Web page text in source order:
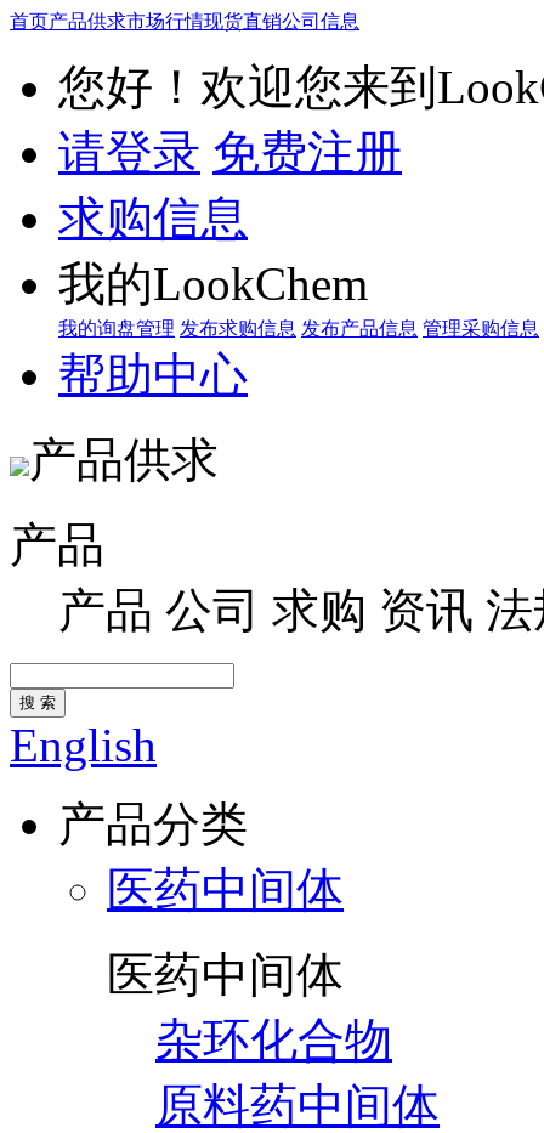
首页产品供求市场行情现货直销公司信息
您好！欢迎您来到
请登录 免费注册
求购信息
我的LookChem
我的询盘管理 发布求购信息 发布产品信息 管理采购信息
帮助中心
产品供求
产品
产品 公司 求购 资讯 法
搜 索
English
产品分类
医药中间体
医药中间体
杂环化合物
原料药中间体